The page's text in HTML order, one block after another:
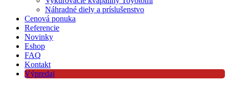
Náhradné diely a príslušenstvo
Cenová ponuka
Referencie
Novinky
Eshop
FAQ
Kontakt
Výpredaj